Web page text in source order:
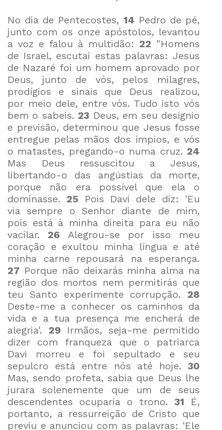
No dia de Pentecostes, 14 Pedro de pé,
junto com os onze apóstolos, levantou
a voz e falou à multidão: 22 "Homens
de Israel, escutai estas palavras: Jesus
de Nazaré foi um homem aprovado por
Deus, junto de vós, pelos milagres,
prodígios e sinais que Deus realizou,
por meio dele, entre vós. Tudo isto vós
bem o sabeis. 23 Deus, em seu desígnio
e previsão, determinou que Jesus fosse
entregue pelas mãos dos ímpios, e vós
o matastes, pregando-o numa cruz. 24
Mas Deus ressuscitou a Jesus,
libertando-o das angústias da morte,
porque não era possível que ela o
dominasse. 25 Pois Davi dele diz: 'Eu
via sempre o Senhor diante de mim,
pois está à minha direita para eu não
vacilar. 26 Alegrou-se por isso meu
coração e exultou minha língua e até
minha carne repousará na esperança.
27 Porque não deixarás minha alma na
região dos mortos nem permitirás que
teu Santo experimente corrupção. 28
Deste-me a conhecer os caminhos da
vida e a tua presença me encherá de
alegria'. 29 Irmãos, seja-me permitido
dizer com franqueza que o patriarca
Davi morreu e foi sepultado e seu
sepulcro está entre nós até hoje. 30
Mas, sendo profeta, sabia que Deus lhe
jurara solenemente que um de seus
descendentes ocuparia o trono. 31 É,
portanto, a ressurreição de Cristo que
previu e anunciou com as palavras: 'Ele